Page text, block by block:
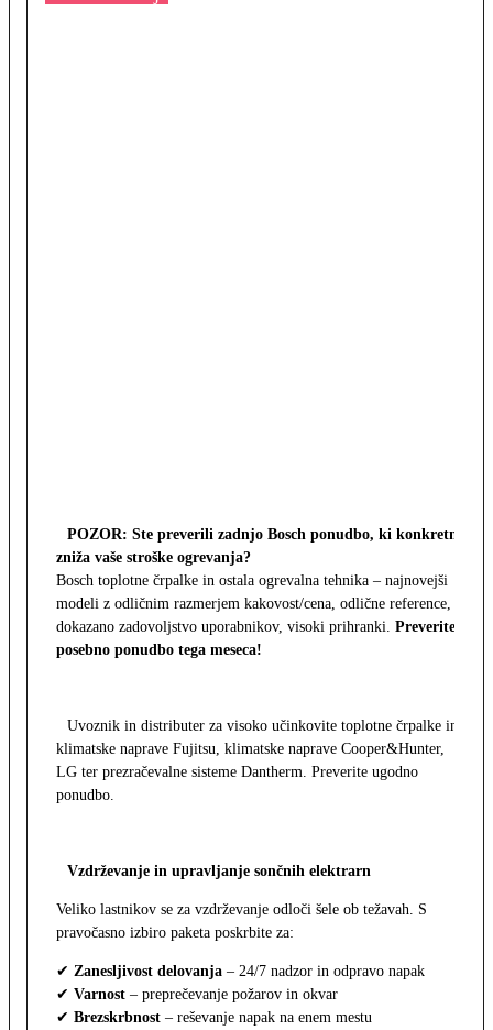
POZOR: Ste preverili zadnjo Bosch ponudbo, ki konkretno
zniža vaše stroške ogrevanja?
Bosch toplotne črpalke in ostala ogrevalna tehnika – najnovejši
modeli z odličnim razmerjem kakovost/cena, odlične reference,
dokazano zadovoljstvo uporabnikov, visoki prihranki. Preverite
posebno ponudbo tega meseca!
Uvoznik in distributer za visoko učinkovite toplotne črpalke in
klimatske naprave Fujitsu, klimatske naprave Cooper&Hunter,
LG ter prezračevalne sisteme Dantherm. Preverite ugodno
ponudbo.
Vzdrževanje in upravljanje sončnih elektrarn
Veliko lastnikov se za vzdrževanje odloči šele ob težavah. S
pravočasno izbiro paketa poskrbite za:
✔ Zanesljivost delovanja – 24/7 nadzor in odpravo napak
✔ Varnost – preprečevanje požarov in okvar
✔ Brezskrbnost – reševanje napak na enem mestu